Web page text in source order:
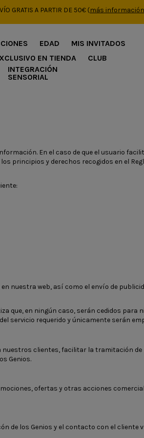
GRATIS A PARTIR DE 50€ (más información
EDAD
MIS INVITADOS
EN TIENDA
CLUB
INTEGRACIÓN
SENSORIAL
En el caso de que el usuario
y derechos recogidos en el
nuestra web, así como el envío de
que, en ningún caso, serán cedidos
servicio requerido y únicamente serán
clientes, facilitar la tramitación
Genios.
ofertas y otras acciones
de los Genios y el contacto con el